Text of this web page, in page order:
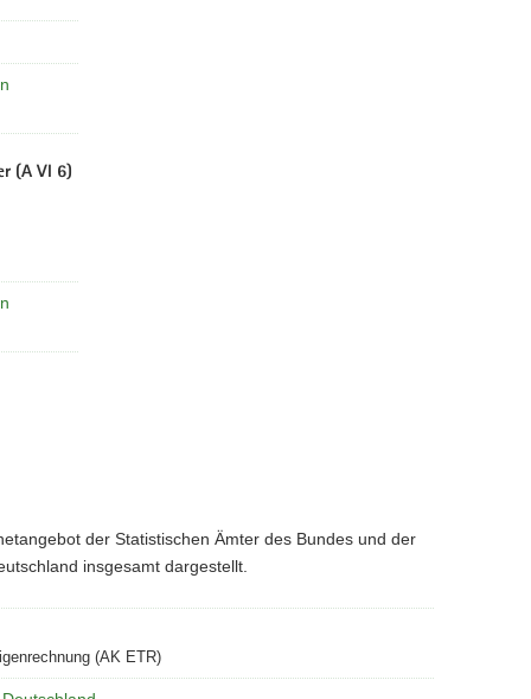
(A VI 6)
der Statistischen Ämter des Bundes und der
insgesamt dargestellt.
(AK ETR)